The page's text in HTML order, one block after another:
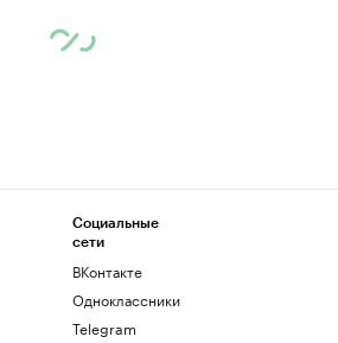
Социальные
сети
ВКонтакте
Одноклассники
Telegram